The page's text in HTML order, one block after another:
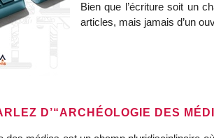
Bien que l’écriture soit un
articles, mais jamais d’un
D’“ARCHÉOLOGIE DES